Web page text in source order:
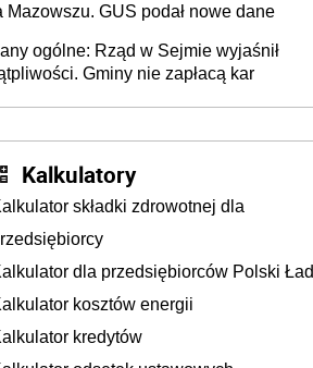
Mazowszu. GUS podał nowe dane
ogólne: Rząd w Sejmie wyjaśnił
Gminy nie zapłacą kar
Kalkulatory
składki zdrowotnej dla
dla przedsiębiorców Polski Ład
kosztów energii
kredytów